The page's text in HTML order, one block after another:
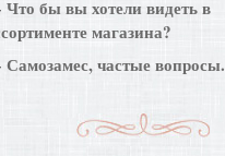
Что бы вы хотели видеть в
магазина?
Самозамес, частые вопросы.